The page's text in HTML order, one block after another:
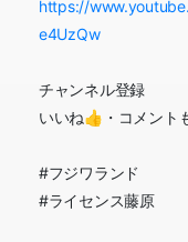
https://
e4UzQw
チャンネル登録
いいね👍・コメント
#フジワランド
#ライセンス藤原